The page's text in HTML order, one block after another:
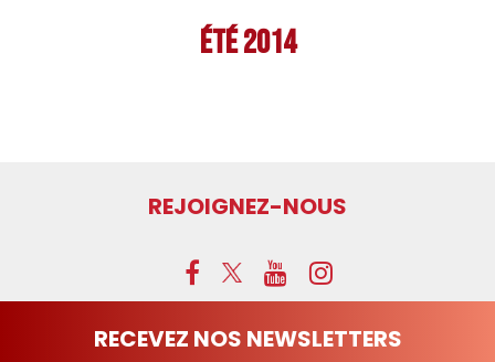
Été 2014
REJOIGNEZ-NOUS
RECEVEZ NOS NEWSLETTERS